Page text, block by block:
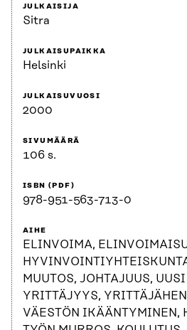
JULKAISIJA
Sitra
JULKAISUPAIKKA
Helsinki
JULKAISUVUOSI
2000
SIVUMÄÄRÄ
106 s.
ISBN (PDF)
978-951-563-713-0
AIHE
ELINVOIMA,
MUUTOS, JOHTAJUUS,
YRITTÄJYYS,
VÄESTÖN IKÄÄNTYMINEN,